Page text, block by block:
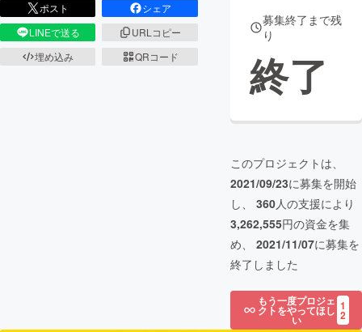
ポスト
シェア
LINEで送る
URLコピー
埋め込み
QRコード
募集終了まで残
り
終了
このプロジェクトは、
2021/09/23に募集を開始
し、 360人の支援により
3,262,555円の資金を集
め、 2021/11/07に募集を
終了しました
もう一度プロジェ
クトをやってほし
い
1
2